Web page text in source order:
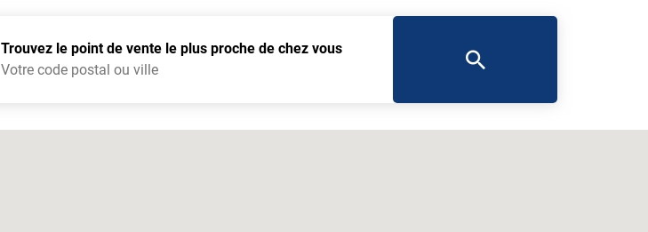
Trouvez le point de vente le plus proche de chez vous